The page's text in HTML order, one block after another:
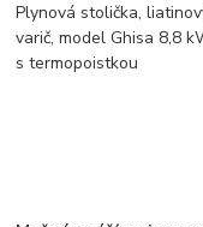
Plynová stolička,
varič, model Ghisa 8,8
s termopoistkou